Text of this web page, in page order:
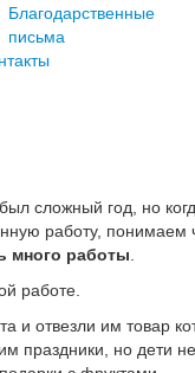
Благодарственные
письма
был сложный год, но
работу,
много работы
работе.
и отвезли им товар
праздники, но дети